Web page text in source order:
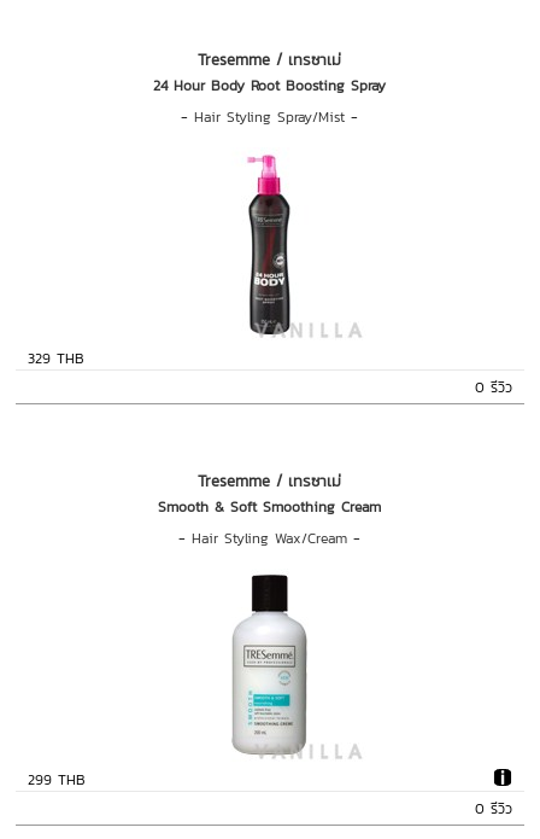
Tresemme / เทรซาเม่
24 Hour Body Root Boosting Spray
-Hair Styling Spray/Mist -
329 THB
0 รีวิว
Tresemme / เทรซาเม่
Smooth & Soft Smoothing Cream
-Hair Styling Wax/Cream -
299 THB
0 รีวิว